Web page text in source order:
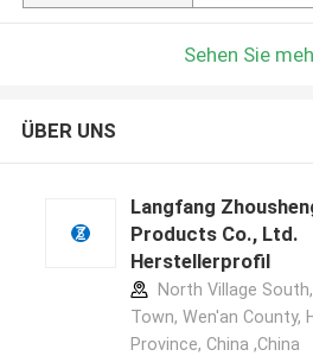
Sehen Sie
ÜBER UNS
Langfang
Products Co., Ltd.
Herstellerprofil
North Village
Town, Wen'an County,
Province, China ,China